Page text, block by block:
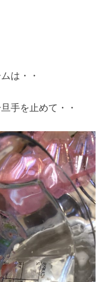
は・・
手を止めて・・